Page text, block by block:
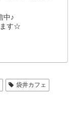
中♪
ます☆
袋井カフェ